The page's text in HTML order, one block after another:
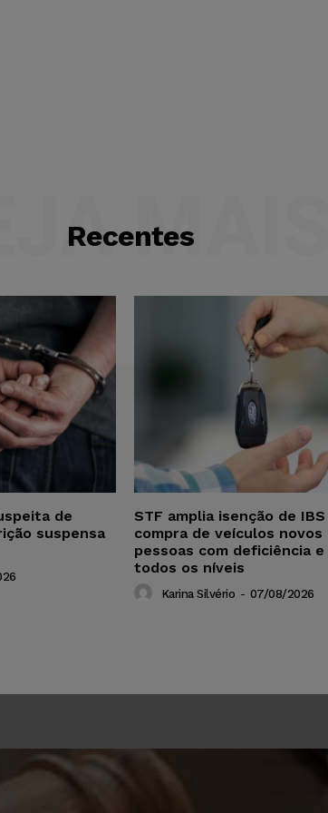
Recentes
de
suspensa
STF amplia isenção de
compra de veículos novos
pessoas com deficiência
todos os níveis
Karina Silvério - 07/08/2026